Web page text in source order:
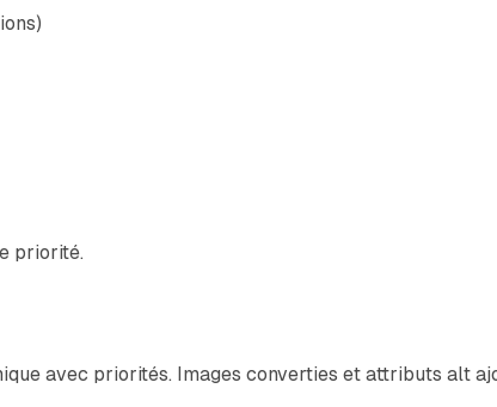
priorité.
avec priorités. Images converties et attributs alt